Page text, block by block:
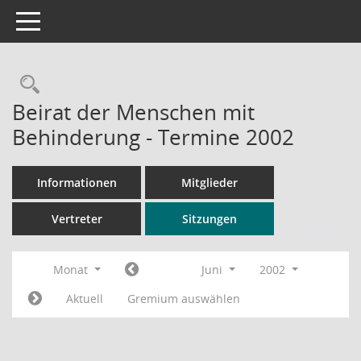
Toggle navigation
Rechercheauswahl
Beirat der Menschen mit
Behinderung - Termine 2002
Informationen Mitglieder
Vertreter Sitzungen
Monat Juni
2002
Aktuell
Gremium auswählen